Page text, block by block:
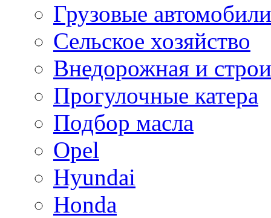
Грузовые автомобили
Сельское хозяйство
Внедорожная и
Прогулочные катера
Подбор масла
Opel
Hyundai
Honda